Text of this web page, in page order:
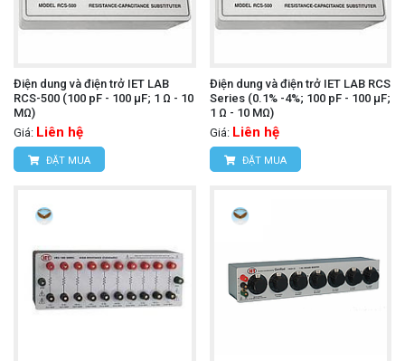
Điện dung và điện trở IET LAB
RCS-500 (100 pF - 100 µF; 1 Ω - 10
MΩ)
Giá: Liên hệ
ĐẶT MUA
Điện dung và điện trở IET LAB RCS
Series (0.1% -4%; 100 pF - 100 µF;
1 Ω - 10 MΩ)
Giá: Liên hệ
ĐẶT MUA